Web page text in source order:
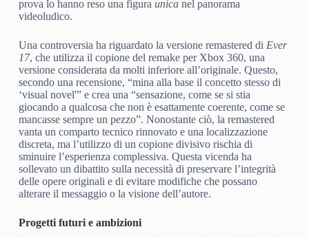
prova lo hanno reso una figura unicanel panorama
videoludico.
Una controversia ha riguardato la versione remastered di Ever
17, che utilizza il copione del remake per Xbox 360, una
versione considerata da molti inferiore all’originale. Questo,
secondo una recensione, “mina alla base il concetto stesso di
‘visual novel'” e crea una “sensazione, come se si stia
giocando a qualcosa che non è esattamente coerente, come se
mancasse sempre un pezzo”. Nonostante ciò, la remastered
vanta un comparto tecnico rinnovato e una localizzazione
discreta, ma l’utilizzo di un copione divisivo rischia di
sminuire l’esperienza complessiva. Questa vicenda ha
sollevato un dibattito sulla necessità di preservare l’integrità
delle opere originali e di evitare modifiche che possano
alterare il messaggio o la visione dell’autore.
Progetti futuri e ambizioni